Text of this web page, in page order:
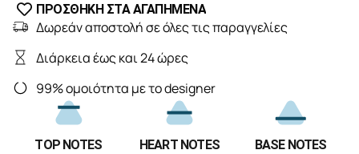
ΠΡΟΣΘΗΚΗ ΣΤΑ ΑΓΑΠΗΜΕΝΑ
Δωρεάν αποστολή σε όλες τις παραγγελίες
Διάρκεια έως και 24 ώρες
99% ομοιότητα με το designer
TOP NOTES
HEART NOTES
BASE NOTES